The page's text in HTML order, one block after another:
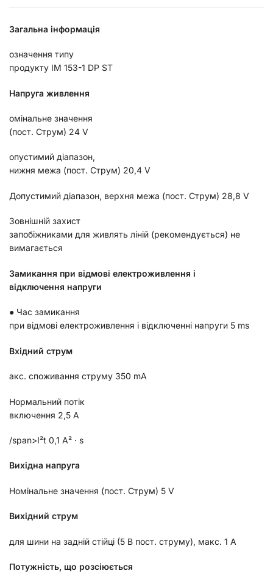
Загальна інформація
означення типу
продукту IM 153-1 DP ST
Напруга живлення
омінальне значення
(пост. Струм) 24 V
опустимий діапазон,
нижня межа (пост. Струм) 20,4 V
Допустимий діапазон, верхня межа (пост. Струм) 28,8 V
Зовнішній захист
запобіжниками для живлять ліній (рекомендується) не
вимагається
Замикання при відмові електроживлення і
відключення напруги
● Час замикання
при відмові електроживлення і відключенні напруги 5 ms
Вхідний струм
акс. споживання струму 350 mA
Нормальний потік
включення 2,5 A
/span>I²t 0,1 A² · s
Вихідна напруга
Номінальне значення (пост. Струм) 5 V
Вихідний струм
для шини на задній стійці (5 В пост. струму), макс. 1 A
Потужність, що розсіюється